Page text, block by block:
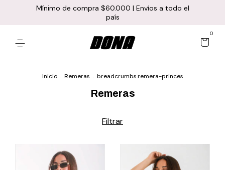
Mínimo de compra $60.000 | Envíos a todo el
país
0
Inicio . Remeras . breadcrumbs.remera-princes
Remeras
Filtrar